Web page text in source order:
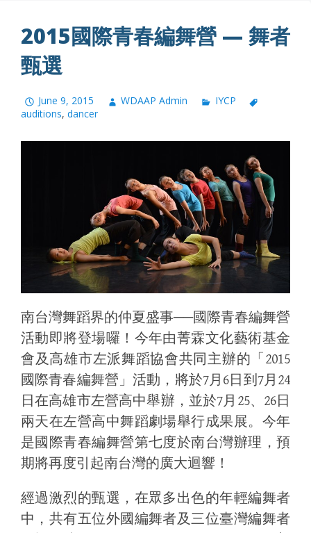
2015國際青春編舞營 — 舞者
甄選
June 9, 2015 WDAAP Admin
IYCP
auditions, dancer
南台灣舞蹈界的仲夏盛事──國際青春編舞營
活動即將登場囉！今年由菁霖文化藝術基金
會及高雄市左派舞蹈協會共同主辦的「 2015
國際青春編舞營」活動，將於7月 6日到 7月 24
日在高雄市左營高中舉辦，並於7月 25、 26日
兩天在左營高中舞蹈劇場舉行成果展。今年
是國際青春編舞營第七度於南台灣辦理，預
期將再度引起南台灣的廣大迴響！
經過激烈的甄選，在眾多出色的年輕編舞者
中，共有五位外國編舞者及三位臺灣編舞者